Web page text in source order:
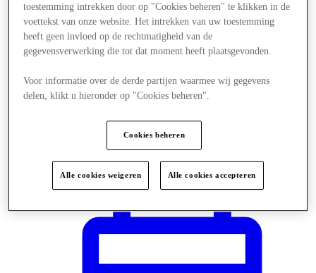
Plan je bezoek
toestemming intrekken door op "Cookies beheren" te klikken in de
voettekst van onze website. Het intrekken van uw toestemming
heeft geen invloed op de rechtmatigheid van de
gegevensverwerking die tot dat moment heeft plaatsgevonden.
Voor informatie over de derde partijen waarmee wij gegevens
delen, klikt u hieronder op "Cookies beheren".
Cookies beheren
Alle cookies weigeren Alle cookies accepteren